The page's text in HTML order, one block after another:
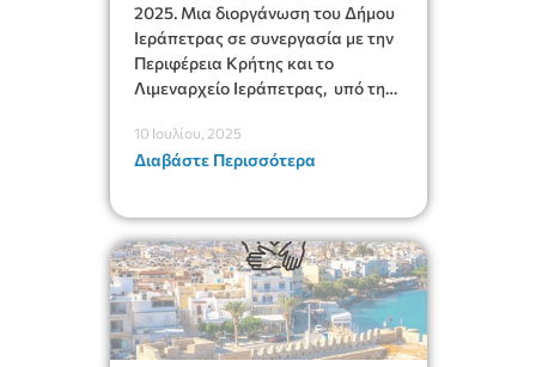
2025. Μια διοργάνωση του Δήμου
Ιεράπετρας σε συνεργασία με την
Περιφέρεια Κρήτης και το
Λιμεναρχείο Ιεράπετρας, υπό την
Ναυτικού και του Αρχηγείου
Λιμενικού Σώματος – Ελληνικής
τοπική κοινωνία και πλαισιώθηκε
από πλήθος δράσεων
πολιτιστικού, αθλητικού και
ψυχαγωγικού χαρακτήρα για όλες
τις ηλικίες.
10 Ιουλίου, 2025
Διαβάστε Περισσότερα